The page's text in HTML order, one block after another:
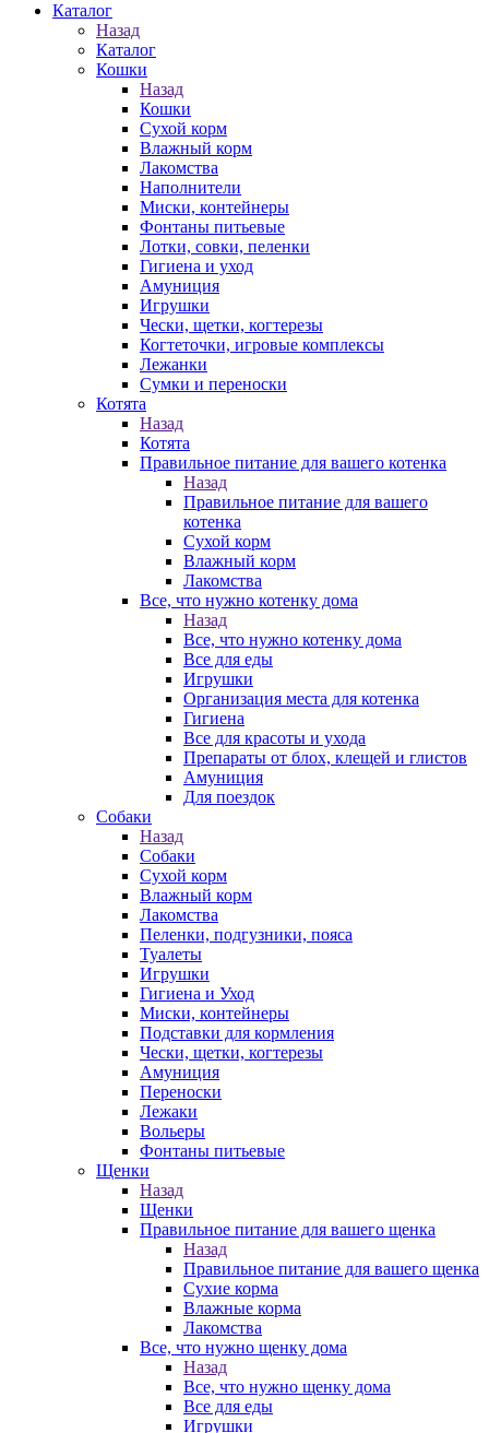
Каталог
Назад
Каталог
Кошки
Назад
Кошки
Сухой корм
Влажный корм
Лакомства
Наполнители
Миски, контейнеры
Фонтаны питьевые
Лотки, совки, пеленки
Гигиена и уход
Амуниция
Игрушки
Чески, щетки, когтерезы
Когтеточки, игровые комплексы
Лежанки
Сумки и переноски
Котята
Назад
Котята
Правильное питание для вашего котенка
Назад
Правильное питание для вашего
котенка
Сухой корм
Влажный корм
Лакомства
Все, что нужно котенку дома
Назад
Все, что нужно котенку дома
Все для еды
Игрушки
Организация места для котенка
Гигиена
Все для красоты и ухода
Препараты от блох, клещей и глистов
Амуниция
Для поездок
Собаки
Назад
Собаки
Сухой корм
Влажный корм
Лакомства
Пеленки, подгузники, пояса
Туалеты
Игрушки
Гигиена и Уход
Миски, контейнеры
Подставки для кормления
Чески, щетки, когтерезы
Амуниция
Переноски
Лежаки
Вольеры
Фонтаны питьевые
Щенки
Назад
Щенки
Правильное питание для вашего щенка
Назад
Правильное питание для вашего щенка
Сухие корма
Влажные корма
Лакомства
Все, что нужно щенку дома
Назад
Все, что нужно щенку дома
Все для еды
Игрушки